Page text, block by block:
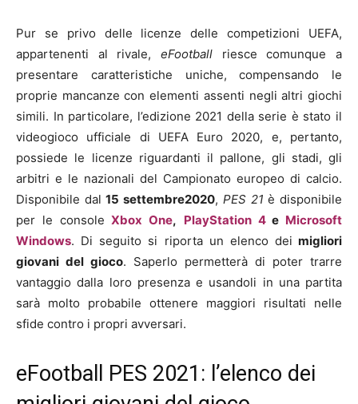
Pur se privo delle licenze delle competizioni UEFA,
appartenenti al rivale, eFootball riesce comunque a
presentare caratteristiche uniche, compensando le
proprie mancanze con elementi assenti negli altri giochi
simili. In particolare, l’edizione 2021 della serie è stato il
videogioco ufficiale di UEFA Euro 2020, e, pertanto,
possiede le licenze riguardanti il pallone, gli stadi, gli
arbitri e le nazionali del Campionato europeo di calcio.
Disponibile dal15 settembre2020, PES21è disponibile
per le consoleXbox One, PlayStation 4e Microsoft
Windows. Di seguito si riporta un elenco dei migliori
giovani del gioco. Saperlo permetterà di poter trarre
vantaggio dalla loro presenza e usandoli in una partita
sarà molto probabile ottenere maggiori risultati nelle
sfide contro i propri avversari.
eFootball PES 2021: l’elenco dei